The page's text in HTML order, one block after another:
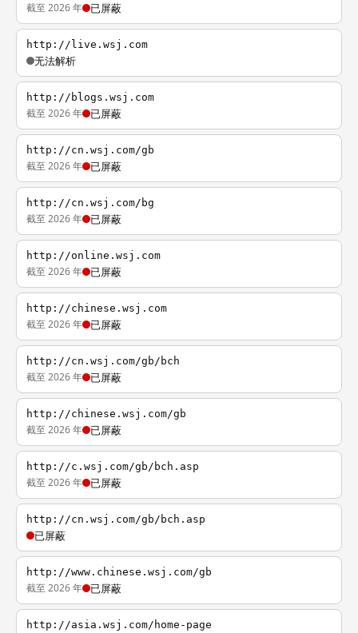
截至 2026 年 已屏蔽
http://live.wsj.com
无法解析
http://blogs.wsj.com
截至 2026 年 已屏蔽
http://cn.wsj.com/gb
截至 2026 年 已屏蔽
http://cn.wsj.com/bg
截至 2026 年 已屏蔽
http://online.wsj.com
截至 2026 年 已屏蔽
http://chinese.wsj.com
截至 2026 年 已屏蔽
http://cn.wsj.com/gb/bch
截至 2026 年 已屏蔽
http://chinese.wsj.com/gb
截至 2026 年 已屏蔽
http://c.wsj.com/gb/bch.asp
截至 2026 年 已屏蔽
http://cn.wsj.com/gb/bch.asp
已屏蔽
http://www.chinese.wsj.com/gb
截至 2026 年 已屏蔽
http://asia.wsj.com/home-page